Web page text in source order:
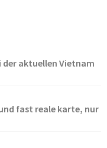
aktuellen Vietnam
fast reale karte, nur